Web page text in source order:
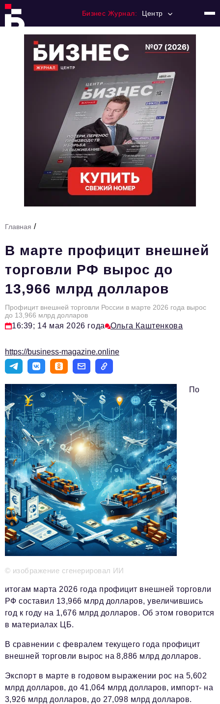
Бизнес Журнал: Центр
Регулирование
Премия "Тульский Бизнес"
История тульского предпринимательства
Тема номера
HR
Персона номера
Инфраструктура развития
Технологии и тренды
Импортозамещение
Мероприятия
Авторские материалы
Видео
Телефон редакции:+7 495 727-01-67
Электронные почты редакции:
Информационный отдел
info@business-magazine.online
Отдел рекламы
reklama@business-magazine.online
Отдел распространения/редакционная подписка
podpiska@business-magazine.online
Отдел по работе с партнерами
Главная /
В марте профицит внешней
торговли РФ вырос до
13,966 млрд долларов
Профицит внешней торговли России в марте 2026 года вырос
до 13,966 млрд долларов
16:39; 14 мая 2026 года Ольга Каштенкова
https://business-magazine.online
© изображение сгенерировал ИИ
По
итогам марта 2026 года профицит внешней торговли
РФ составил 13,966 млрд долларов, увеличившись
год к году на 1,676 млрд долларов. Об этом говорится
в материалах ЦБ.
В сравнении с февралем текущего года профицит
внешней торговли вырос на 8,886 млрд долларов.
Экспорт в марте в годовом выражении рос на 5,602
млрд долларов, до 41,064 млрд долларов, импорт- на
3,926 млрд долларов, до 27,098 млрд долларов.